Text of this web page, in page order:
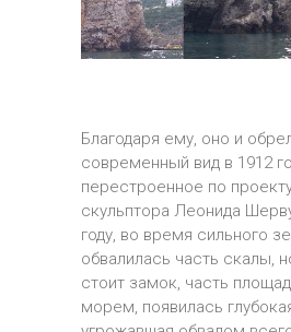
Благодаря ему, оно и
современный вид в 1912
перестроенное по
скульптора Леонида
году, во время сильного
обвалилась часть скалы,
стоит замок, часть
морем, появилась